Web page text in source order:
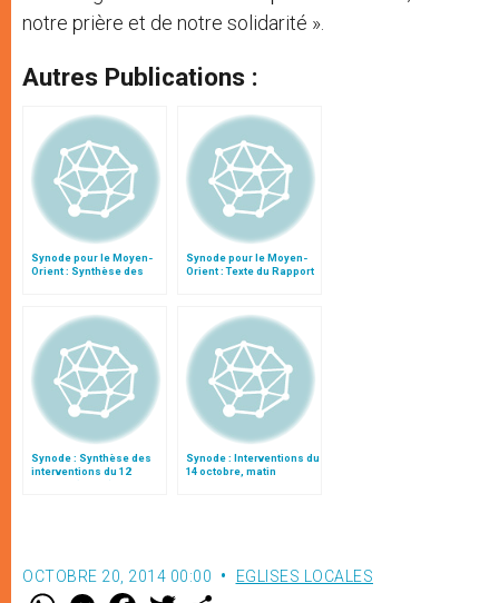
notre prière et de notre solidarité ».
Autres Publications :
Synode pour le Moyen-
Orient : Synthèse des
Synode pour le Moyen-
Orient : Texte du Rapport
Synode : Synthèse des
interventions du 12
octobre (matin)
Synode : Interventions du
14 octobre, matin
OCTOBRE 20, 2014 00:00 EGLISES LOCALES
W M F